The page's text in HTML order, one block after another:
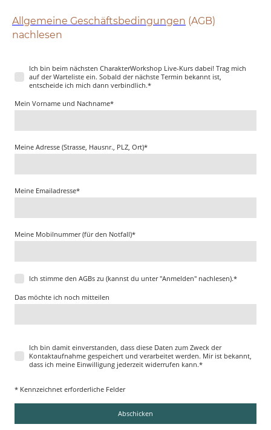
Allgemeine Geschäftsbedingungen (AGB)
nachlesen
Ich bin beim nächsten CharakterWorkshop Live-Kurs dabei! Trag mich
auf der Warteliste ein. Sobald der nächste Termin bekannt ist,
entscheide ich mich dann verbindlich.*
Mein Vorname und Nachname*
Meine Adresse (Strasse, Hausnr., PLZ, Ort)*
Meine Emailadresse*
Meine Mobilnummer (für den Notfall)*
Ich stimme den AGBs zu (kannst du unter "Anmelden" nachlesen).*
Das möchte ich noch mitteilen
Ich bin damit einverstanden, dass diese Daten zum Zweck der
Kontaktaufnahme gespeichert und verarbeitet werden. Mir ist bekannt,
dass ich meine Einwilligung jederzeit widerrufen kann.*
* Kennzeichnet erforderliche Felder
Abschicken